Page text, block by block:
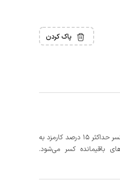
پاک کردن
در صورتی که رزرو، حداقل 3 روز کامل قبل از تاریخ ورود لغو گردد؛ مبلغ صورتحساب پس از کسر حداکثر 15 درصد کارمزد به